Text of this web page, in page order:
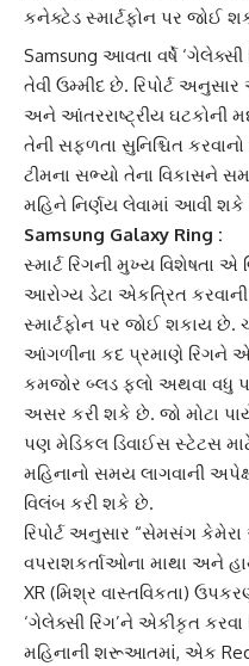
કનેક્ટેડ સ્માર્ટફોન પર જોઈ
Samsung આવતા વર્ષે ‘ગેલેક્સી
તેવી ઉમ્મીદ છે. રિપોર્ટ
અને આંતરરાષ્ટ્રીય ઘટકોની
તેની સફળતા સુનિશ્ચિત
ટીમના સભ્યો તેના વિકાસને
મહિને નિર્ણય લેવામાં આવી
Samsung Galaxy Ring :
સ્માર્ટ રિંગની મુખ્ય વિશેષતા એ
આરોગ્ય ડેટા એકત્રિત
સ્માર્ટફોન પર જોઈ શકાય છે.
આંગળીના કદ પ્રમાણે રિંગને
કમજોર બ્લડ ફ્લો અથવા વધુ
અસર કરી શકે છે. જો મોટા
પણ મેડિકલ ડિવાઈસ સ્ટેટસ માટે
મહિનાનો સમય લાગવાની
વિલંબ કરી શકે છે.
રિપોર્ટ અનુસાર “સેમસંગ કેમેરા
વપરાશકર્તાઓના માથા અને
XR (મિશ્ર વાસ્તવિકતા)
‘ગેલેક્સી રિંગ’ને એકીકૃત કરવા
મહિનાની શરૂઆતમાં, એક